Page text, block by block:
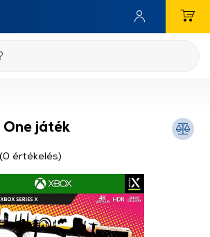
játék
(0 értékelés)